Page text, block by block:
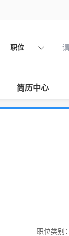
职位
简历中心
职位类别：